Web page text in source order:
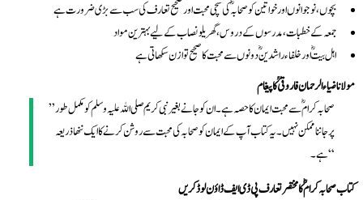
بچوں، نوجوانوں اور خواتین کو صحابہؓ کی سچی محبت اور صحیح تعارف کی سب سے بڑی ضرورت ہے
جمعہ کے خطبات، مدرسوں کے دروس، گھریلو نصاب کے لیے بہترین مواد
اہل بیتؓ اور خلفاء راشدینؓ دونوں سے محبت کا صحیح توازن سکھاتی ہے
مولانا ضیاء الرحمان فاروقیؒ کا پیغام
”صحابہ کرامؓ سے محبت ایمان کا حصہ ہے۔ ان کو جانے بغیر نبی کریم صلی اللہ علیہ وسلم کو مکمل طور
پر جاننا ممکن نہیں۔ یہ کتاب آپ کے ایمان کو صحابہ کی محبت سے روشن کرنے کا ایک ننھا ذریعہ
ہے۔“
کتاب صحابہ کرامؓ کا مختصر تعارف پی ڈی ایف ڈاؤن لوڈ کریں